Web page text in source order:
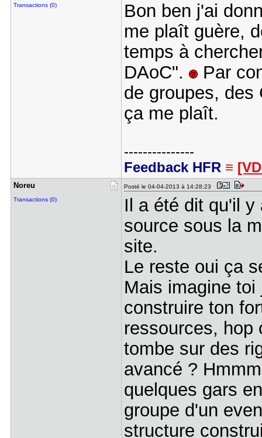
Transactions (0)
Bon ben j'ai
me plaît guère,
temps à
DAoC".
Par
de groupes, des
ça me plaît.
---------------
Feedback HFR ≡
Noreu
Transactions (0)
Posté le 04-04-2013 à 14:28:23
Il a été dit qu'il y
source sous la
site.
Le reste oui ça
Mais imagine
construire ton
ressources, hop
tombe sur des
avancé ?
quelques gars
groupe d'un
structure